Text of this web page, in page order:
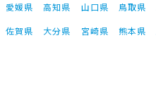
愛媛県 高知県 山口県 鳥取県
佐賀県 大分県 宮崎県 熊本県